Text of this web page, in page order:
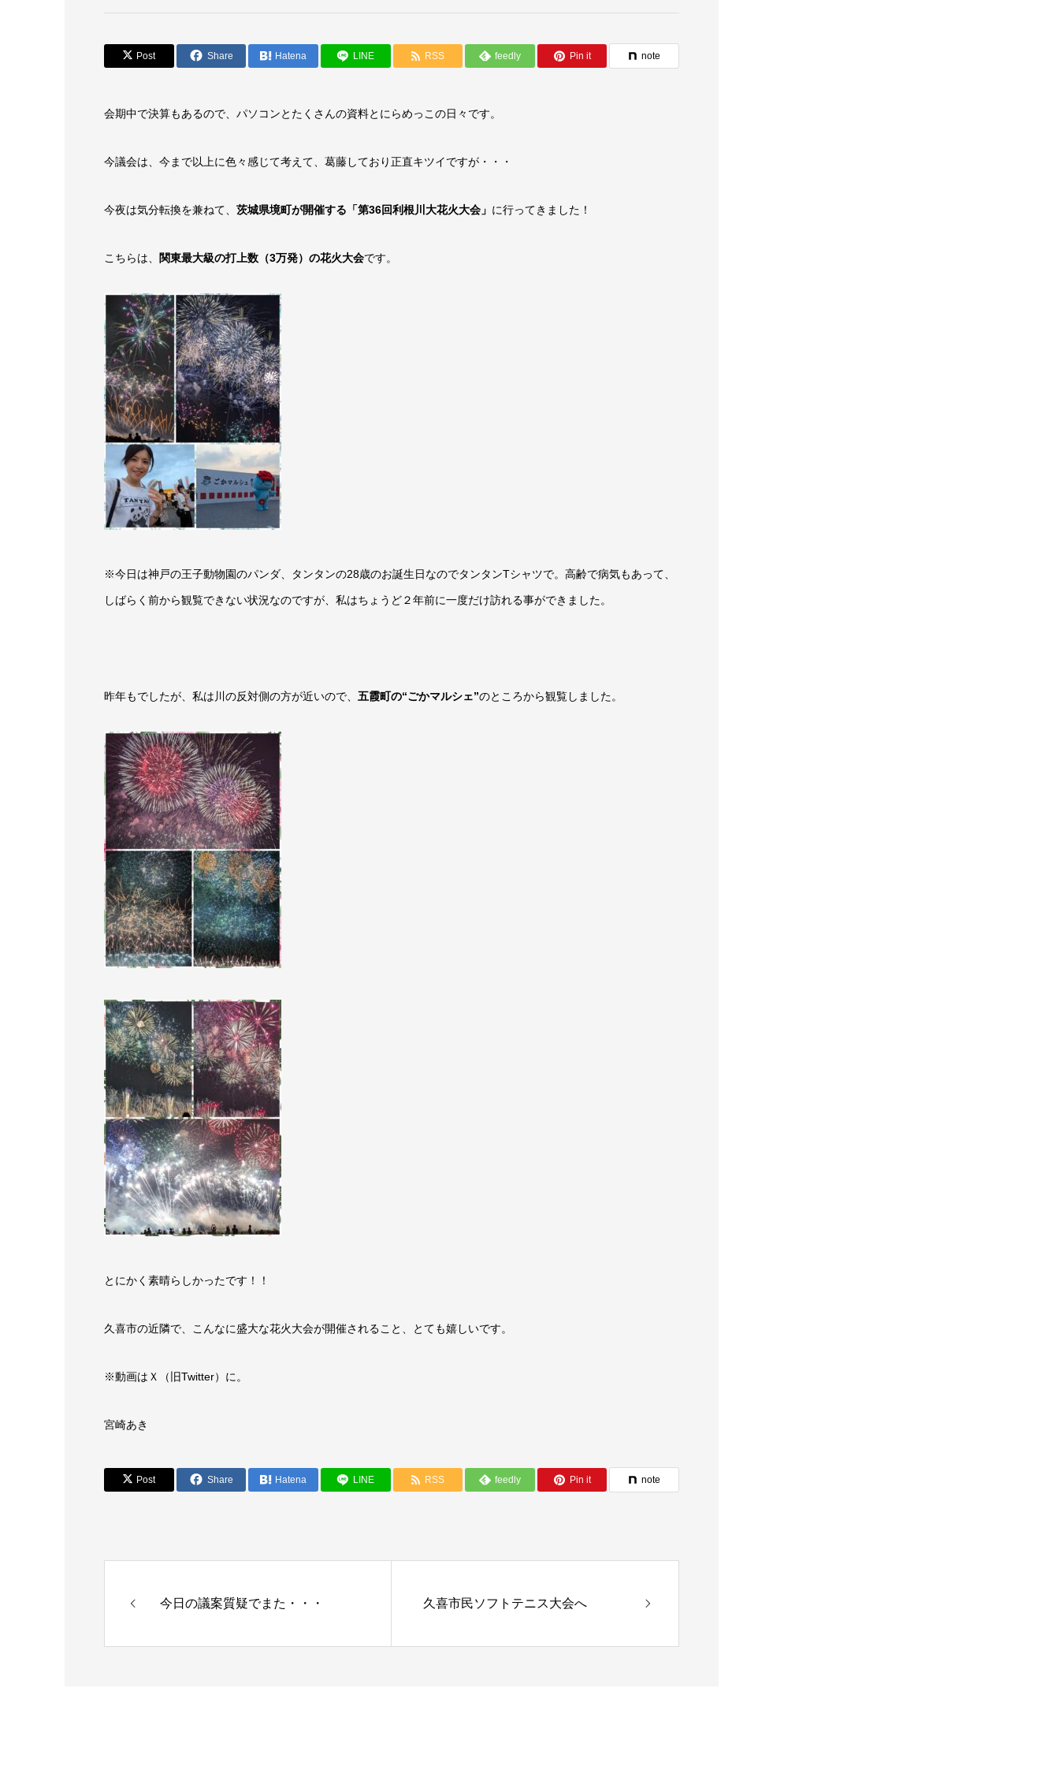
Post Share Hatena LINE RSS feedly Pin it note
会期中で決算もあるので、パソコンとたくさんの資料とにらめっこの日々です。
今議会は、今まで以上に色々感じて考えて、葛藤しており正直キツイですが・・・
今夜は気分転換を兼ねて、 茨城県境町が開催する「第36回利根川大花火大会」 に行ってきました！
こちらは、 関東最大級の打上数（3万発）の花火大会です。
※今日は神戸の王子動物園のパンダ、タンタンの28歳のお誕生日なのでタンタンTシャツで。高齢で病気もあって、
しばらく前から観覧できない状況なのですが、私はちょうど２年前に一度だけ訪れる事ができました。
昨年もでしたが、私は川の反対側の方が近いので、 五霞町の“ごかマルシェ”のところから観覧しました。
とにかく素晴らしかったです！！
久喜市の近隣で、こんなに盛大な花火大会が開催されること、とても嬉しいです。
※動画はＸ（旧Twitter）に。
宮崎あき
Post Share Hatena LINE RSS feedly Pin it note
今日の議案質疑でまた・・・ 久喜市民ソフトテニス大会へ